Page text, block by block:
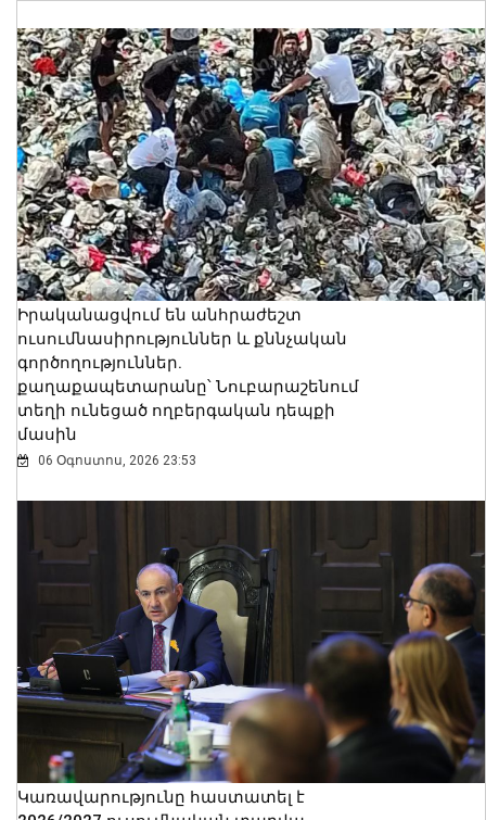
Իրականացվում են անհրաժեշտ
ուսումնասիրություններ և քննչական
գործողություններ.
քաղաքապետարանը՝ Նուբարաշենում
տեղի ունեցած ողբերգական դեպքի
մասին
06 Օգոստոս, 2026 23:53
Կառավարությունը հաստատել է